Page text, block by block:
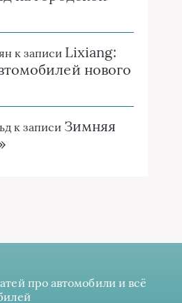
к записи Lixiang:
нового
к записи Зимняя
про автомобили и всё